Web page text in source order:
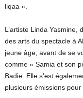
liqaa ».
L’artiste Linda Yasmine,
des arts du spectacle à
jeune âge, avant de se
comme « Samia et son
Badie. Elle s’est
plusieurs émissions